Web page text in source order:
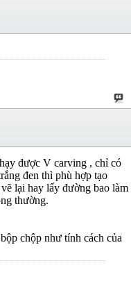
được V carving , chỉ có
đen thì phù hợp tạo
lại hay lấy đường bao làm
thường.
chộp như tính cách của